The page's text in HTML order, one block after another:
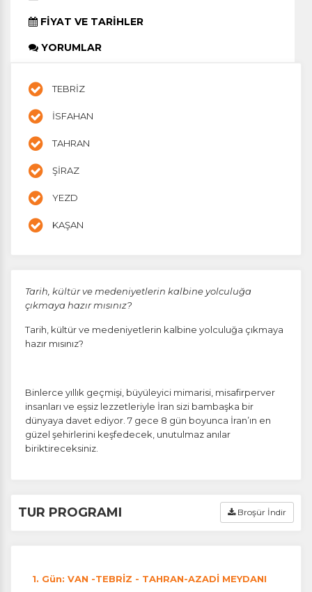
FİYAT VE TARİHLER
YORUMLAR
TEBRİZ
İSFAHAN
TAHRAN
ŞİRAZ
YEZD
KAŞAN
Tarih, kültür ve medeniyetlerin kalbine yolculuğa
çıkmaya hazır mısınız?
Tarih, kültür ve medeniyetlerin kalbine yolculuğa çıkmaya
hazır mısınız?
Binlerce yıllık geçmişi, büyüleyici mimarisi, misafirperver
insanları ve eşsiz lezzetleriyle İran sizi bambaşka bir
dünyaya davet ediyor. 7 gece 8 gün boyunca İran’ın en
güzel şehirlerini keşfedecek, unutulmaz anılar
biriktireceksiniz.
TUR PROGRAMI Broşür İndir
1. Gün: VAN -TEBRİZ - TAHRAN-AZADİ MEYDANI